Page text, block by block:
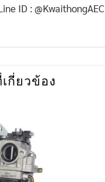
ID : @KwaithongAEC
กี่ยวข้อง